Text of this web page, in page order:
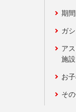
期
ガ
ア
施設
お
そ